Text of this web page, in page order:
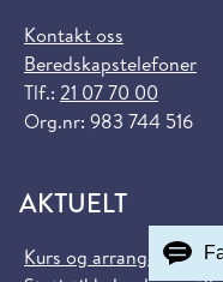
Kontakt oss
Beredskapstelefoner
Tlf.: 21 07 70 00
Org.nr: 983 744 516
AKTUELT
Kurs og arrangementer